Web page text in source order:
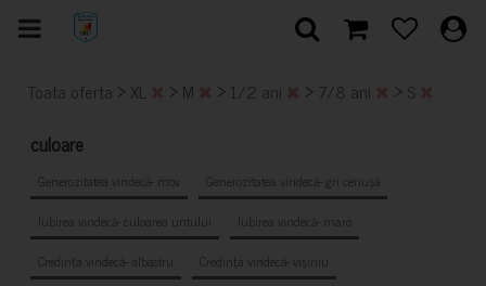
Toata oferta > XL > M > 1/2 ani > 7/8 ani > S
culoare
Generozitatea vindecă- mov
Generozitatea vindecă- gri cenușă
Iubirea vindecă- culoarea untului
Iubirea vindecă- maro
Credința vindecă- albastru
Credința vindecă- vișiniu